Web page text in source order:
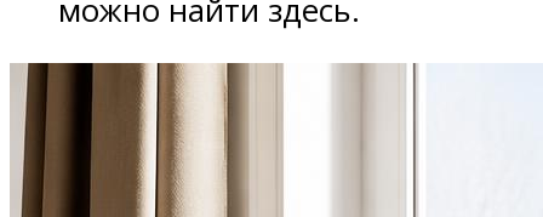
можно найти здесь.